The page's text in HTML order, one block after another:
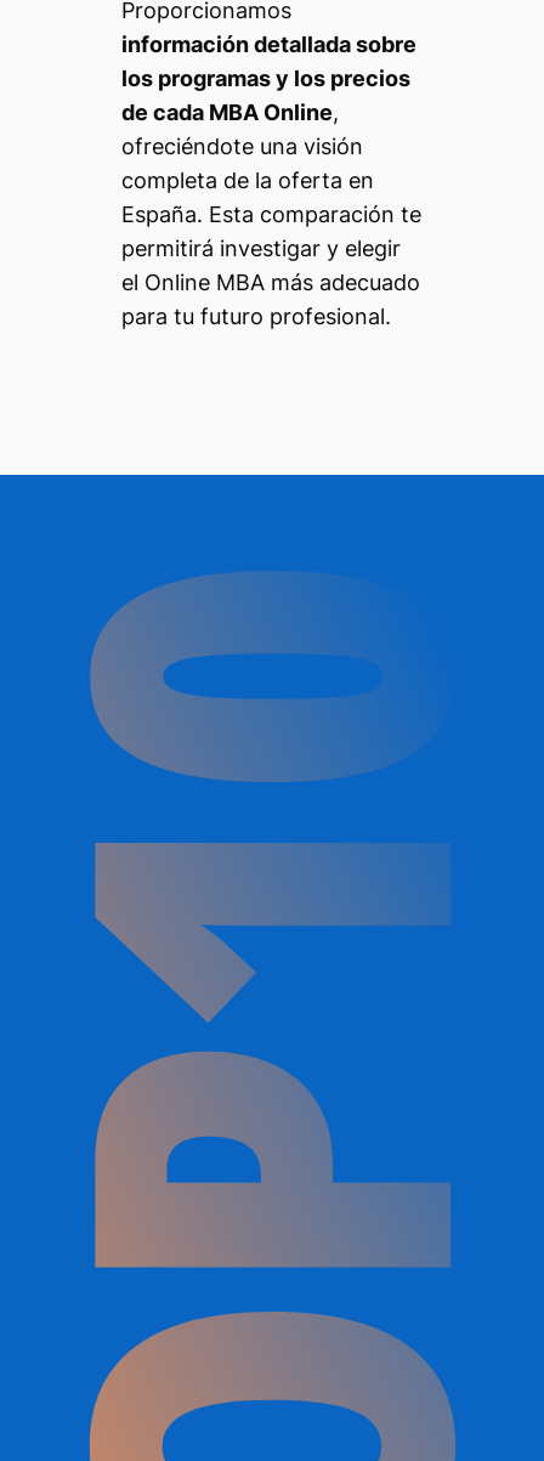
Proporcionamos
información detallada sobre
los programas y los precios
de cada MBA Online,
ofreciéndote una visión
completa de la oferta en
España. Esta comparación te
permitirá investigar y elegir
el Online MBA más adecuado
para tu futuro profesional.